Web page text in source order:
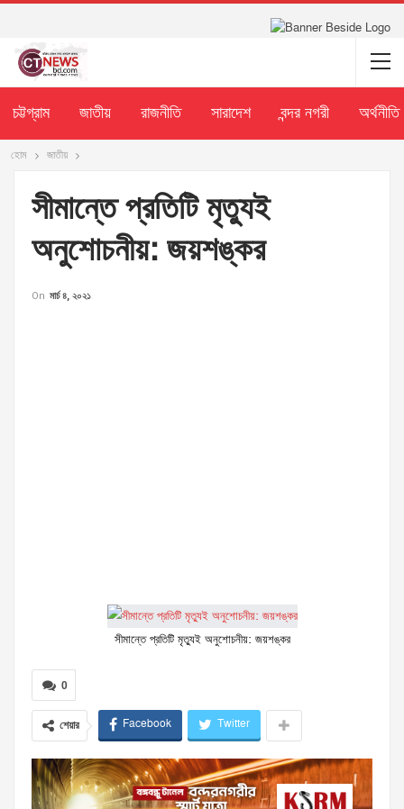
চট্টগ্রাম জাতীয় রাজনীতি সারাদেশ বন্দর নগরী অর্থনীতি
হোম জাতীয়
সীমান্তে প্রতিটি মৃত্যুই
অনুশোচনীয়: জয়শঙ্কর
On মার্চ ৪, ২০২১
সীমান্তে প্রতিটি মৃত্যুই অনুশোচনীয়: জয়শঙ্কর
0
শেয়ার Facebook Twitter